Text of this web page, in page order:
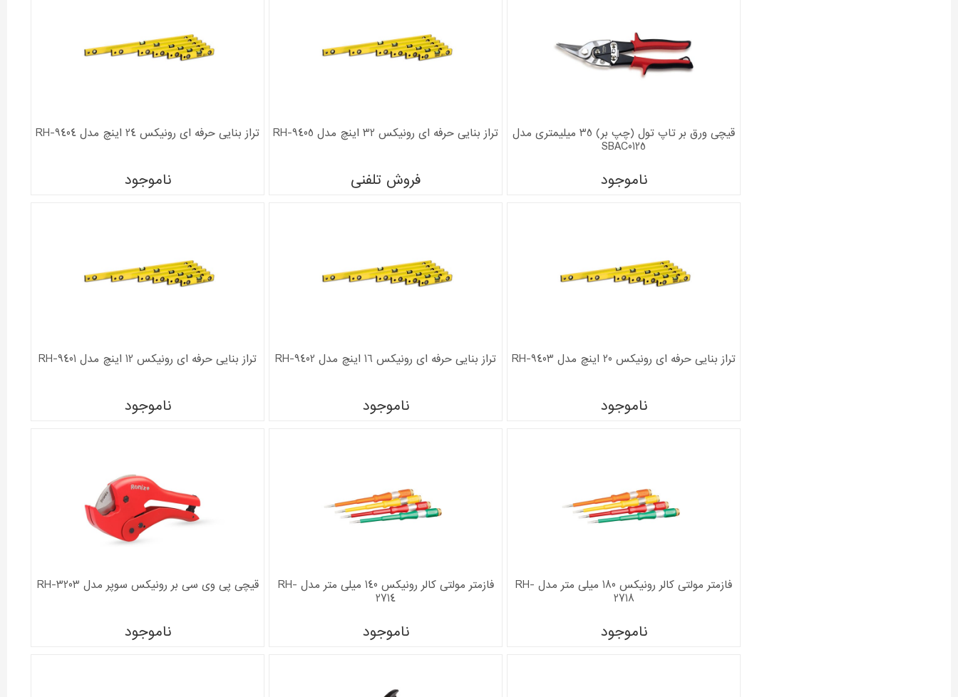
قیچی ورق بر تاپ تول (چپ بر) 35 میلیمتری مدل
SBAC0125
ناموجود
تراز بنایی حرفه ای رونیکس 32 اینچ مدل RH-9405
فروش تلفنی
تراز بنایی حرفه ای رونیکس 24 اینچ مدل RH-9404
ناموجود
تراز بنایی حرفه ای رونیکس 20 اینچ مدل RH-9403
ناموجود
تراز بنایی حرفه ای رونیکس 16 اینچ مدل RH-9402
ناموجود
تراز بنایی حرفه ای رونیکس 12 اینچ مدل RH-9401
ناموجود
فازمتر مولتی کالر رونیکس 180 میلی متر مدل RH-
2718
ناموجود
فازمتر مولتی کالر رونیکس 140 میلی متر مدل RH-
2714
ناموجود
قیچی پی وی سی بر رونیکس سوپر مدل RH-3203
ناموجود